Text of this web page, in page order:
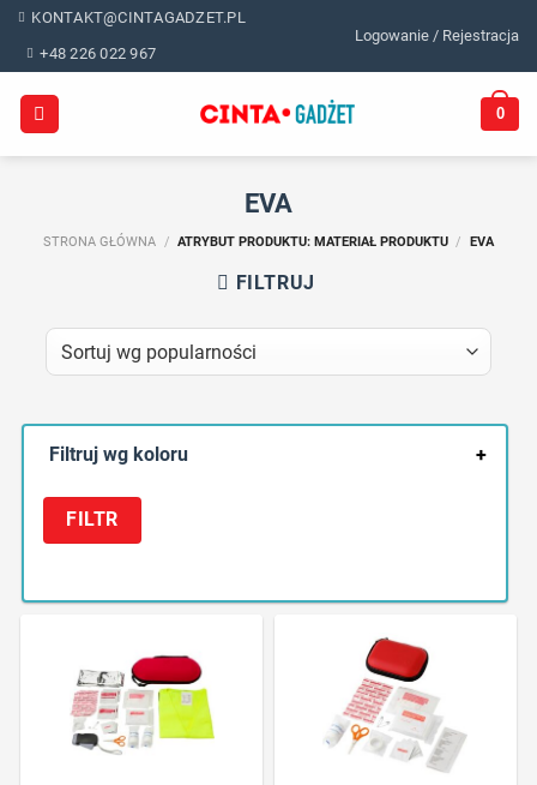
Skip
content
KONTAKT@CINTAGADZET.PL
+48 226 022 967
Logowanie / Rejestracja
0
EVA
STRONA GŁÓWNA / ATRYBUT PRODUKTU: MATERIAŁ PRODUKTU / EVA
FILTRUJ
Filtruj wg koloru +
FILTR